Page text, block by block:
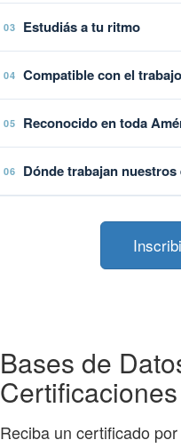
03 Estudiás a tu ritmo
04 Compatible con el trabajo
05 Reconocido en toda
06 Dónde trabajan nuestros
Bases de
Reciba un certificado